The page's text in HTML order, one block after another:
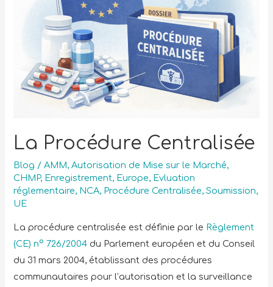
La Procédure Centralisée
Blog /AMM,Autorisation de Mise sur le Marché,
CHMP, Enregistrement, Europe, Evluation
réglementaire, NCA, Procédure Centralisée,Soumission,
UE
La procédure centralisée est définie par le Règlement
(CE) n° 726/2004 du Parlement européen et du Conseil
du 31 mars 2004, établissant des procédures
communautaires pour l’autorisation et la surveillance